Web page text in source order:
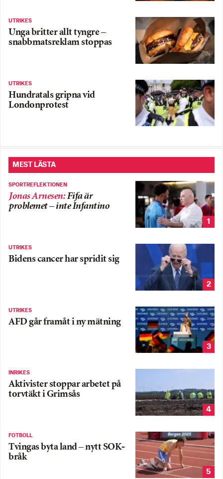
UTRIKES
Unga britter allt tyngre –
snabbmatsreklam stoppas
UTRIKES
Hundratals gripna vid
Londonprotest
MEST LÄSTA
SPORTREFLEKTIONEN
Jonas Arnesen:Fifa är
problemet – inte Infantino
1
UTRIKES
Bidens cancer har spridit sig
2
UTRIKES
AFD går framåt i ny mätning
3
INRIKES
Aktivister stoppar arbetet på
torvtäkt i Grimsås
4
FOTBOLL
Tvingas byta land – nytt SOK-
bråk
5